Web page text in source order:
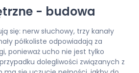
- budowa
się: nerw słuchowy, trzy kanały
półkoliste odpowiadają za
ponieważ ucho nie jest tylko
dolegliwości związanych z